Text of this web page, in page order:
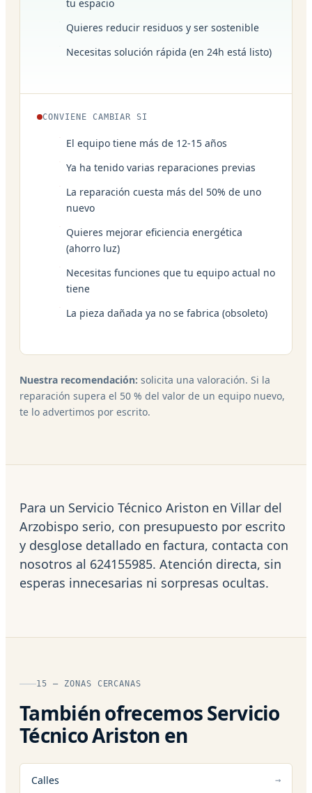
tu espacio
Quieres reducir residuos y ser sostenible
Necesitas solución rápida (en 24h está listo)
CONVIENE CAMBIAR SI
El equipo tiene más de 12-15 años
Ya ha tenido varias reparaciones previas
La reparación cuesta más del 50% de uno
nuevo
Quieres mejorar eficiencia energética
(ahorro luz)
Necesitas funciones que tu equipo actual no
tiene
La pieza dañada ya no se fabrica (obsoleto)
Nuestra recomendación: solicita una valoración. Si la
reparación supera el 50 % del valor de un equipo nuevo,
te lo advertimos por escrito.
Para un Servicio Técnico Ariston en Villar del
Arzobispo serio, con presupuesto por escrito
y desglose detallado en factura, contacta con
nosotros al 624155985. Atención directa, sin
esperas innecesarias ni sorpresas ocultas.
15 — ZONAS CERCANAS
También ofrecemos Servicio
Técnico Ariston en
Calles